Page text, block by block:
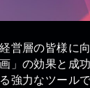
営層の皆様に
」の効果と成
強力なツール